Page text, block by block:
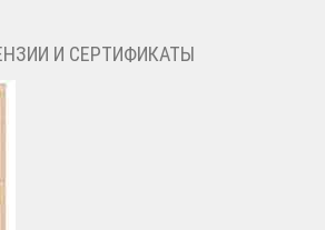
И СЕРТИФИКАТЫ